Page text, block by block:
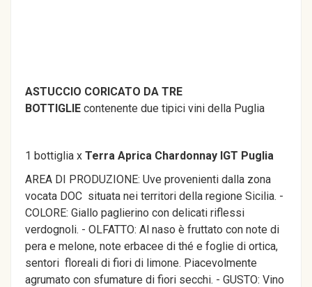
ASTUCCIO CORICATO DA TRE
BOTTIGLIE contenente due tipici vini della Puglia
1 bottiglia x Terra Aprica Chardonnay IGT Puglia
AREA DI PRODUZIONE: Uve provenienti dalla zona
vocata DOC situata nei territori della regione Sicilia. -
COLORE: Giallo paglierino con delicati riflessi
verdognoli. - OLFATTO: Al naso è fruttato con note di
pera e melone, note erbacee di thé e foglie di ortica,
sentori floreali di fiori di limone. Piacevolmente
agrumato con sfumature di fiori secchi. - GUSTO: Vino